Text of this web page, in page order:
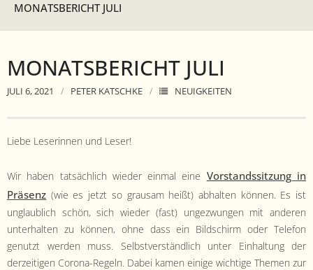
Veranstaltungen
Verein
- Satzung
- Mitglied werden
- Flyer
MONATSBERICHT JULI
MONATSBERICHT JULI
JULI 6, 2021 PETER KATSCHKE NEUIGKEITEN
Liebe Leserin­nen und Leser!
Wir haben tat­säch­lich wieder ein­mal eine Vor­standssitzung in
Präsenz (wie es jet­zt so grausam heißt) abhal­ten kön­nen. Es ist
unglaublich schön, sich wieder (fast) ungezwun­gen mit anderen
unter­hal­ten zu kön­nen, ohne dass ein Bild­schirm oder Tele­fon
genutzt wer­den muss. Selb­stver­ständlich unter Ein­hal­tung der
derzeit­i­gen Coro­na-Regeln. Dabei kamen einige wichtige The­men zur